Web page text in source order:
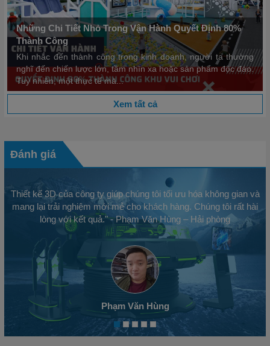
Những Chi Tiết Nhỏ Trong Vận Hành Quyết Định 80%
Thành Công
Khi nhắc đến thành công trong kinh doanh, người ta thường
nghĩ đến chiến lược lớn, tầm nhìn xa hoặc sản phẩm độc đáo.
Tuy nhiên, một thực tế mà...
Xem tất cả
Đánh giá
Thiết kế 3D của công ty giúp chúng tôi tối ưu hóa không gian và
mang lại trải nghiệm mới mẻ cho khách hàng. Chúng tôi rất hài
lòng với kết quả." - Phạm Văn Hùng – Hải phòng
Phạm Văn Hùng